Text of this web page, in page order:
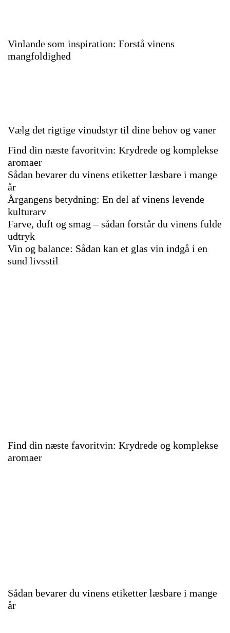
Vinlande som inspiration: Forstå vinens
mangfoldighed
Vælg det rigtige vinudstyr til dine behov og vaner
Find din næste favoritvin: Krydrede og komplekse
aromaer
Sådan bevarer du vinens etiketter læsbare i mange
år
Årgangens betydning: En del af vinens levende
kulturarv
Farve, duft og smag – sådan forstår du vinens fulde
udtryk
Vin og balance: Sådan kan et glas vin indgå i en
sund livsstil
Find din næste favoritvin: Krydrede og komplekse
aromaer
Sådan bevarer du vinens etiketter læsbare i mange
år